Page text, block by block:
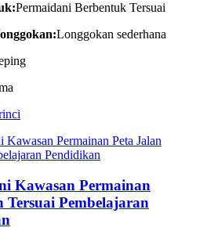
Permaidani Berbentuk Tersuai
Longgokan sederhana
Kawasan Permainan
Tersuai Pembelajaran